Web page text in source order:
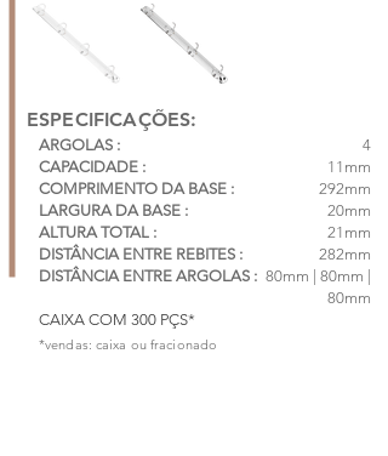
ESPECIFICAÇÕES:
ARGOLAS :
CAPACIDADE :
COMPRIMENTO DA BASE :
LARGURA DA BASE :
ALTURA TOTAL :
DISTÂNCIA ENTRE REBITES :
DISTÂNCIA ENTRE ARGOLAS :
4
11mm
292mm
20mm
21mm
282mm
80mm | 80mm |
80mm
CAIXA COM 300 PÇS*
*vendas: caixa ou fracionado